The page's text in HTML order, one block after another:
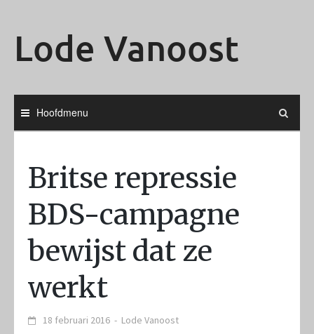
Lode Vanoost
Hoofdmenu
Britse repressie
BDS-campagne
bewijst dat ze
werkt
18 februari 2016 - Lode Vanoost